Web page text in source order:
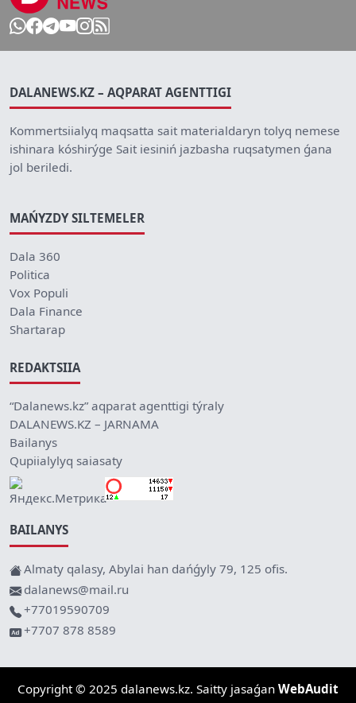
DALANEWS.KZ – AQPARAT AGENTTIGI
Kommertsiialyq maqsatta sait materialdaryn tolyq nemese
ishinara kóshirýge Sait iesiniń jazbasha ruqsatymen ǵana
jol beriledi.
MAŃYZDY SILTEMELER
Dala 360
Politica
Vox Populi
Dala Finance
Shartarap
REDAKTSIIA
“Dalanews.kz” aqparat agenttigi týraly
DALANEWS.KZ – JARNAMA
Bailanys
Qupiialylyq saiasaty
BAILANYS
Almaty qalasy, Abylai han dańǵyly 79, 125 ofis.
dalanews@mail.ru
+77019590709
+7707 878 8589
Copyright © 2025 dalanews.kz. Saitty jasaǵan WebAudit